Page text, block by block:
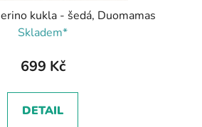
kukla - šedá, Duomamas
Skladem*
699 Kč
DETAIL